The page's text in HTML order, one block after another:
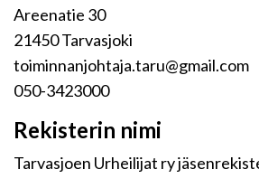
Areenatie 30
21450 Tarvasjoki
toiminnanjohtaja.taru@gmail.com
050-3423000
Rekisterin nimi
Tarvasjoen Urheilijat ry